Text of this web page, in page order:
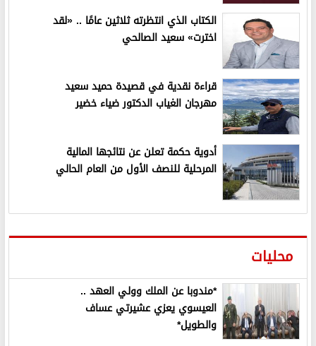
الكتاب الذي انتظرته ثلاثين عامًا .. «لقد
اخترت» سعيد الصالحي
قراءة نقدية في قصيدة حميد سعيد
مهرجان الغياب الدكتور ضياء خضير
أدوية حكمة تعلن عن نتائجها المالية
المرحلية للنصف الأول من العام الحالي
محليات
*مندوبا عن الملك وولي العهد ..
العيسوي يعزي عشيرتي عساف
والطويل*